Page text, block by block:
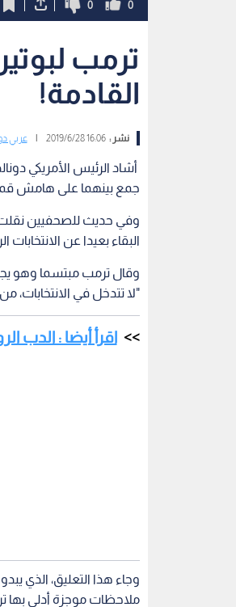
0
0
ترمب
القادمة!
نشر :16:06 2019/6/28 عربي
أشاد الرئيس الأمريكي
جمع بينهما على هامش قمة
وفي حديث للصحفيين نقلت
البقاء بعيدا عن الانتخابات
وقال ترمب مبتسما وهو
"لا تتدخل في الانتخابات،
اقرأ أيضا : الدب
وجاء هذا التعليق، الذي
ملاحظات موجزة أدلى بها